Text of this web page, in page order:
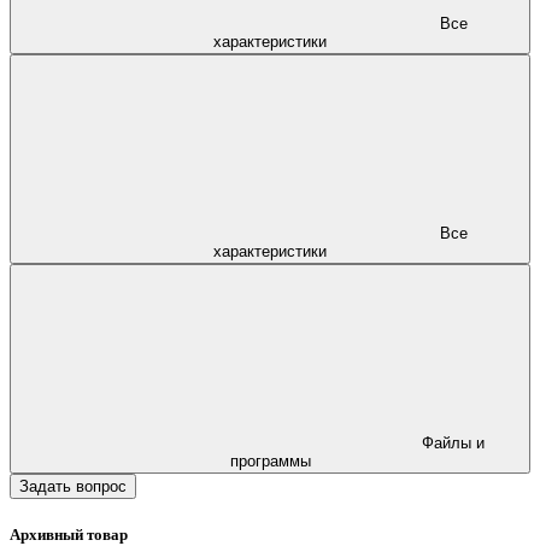
характеристики
характеристики
программы
Задать вопрос
Архивный товар